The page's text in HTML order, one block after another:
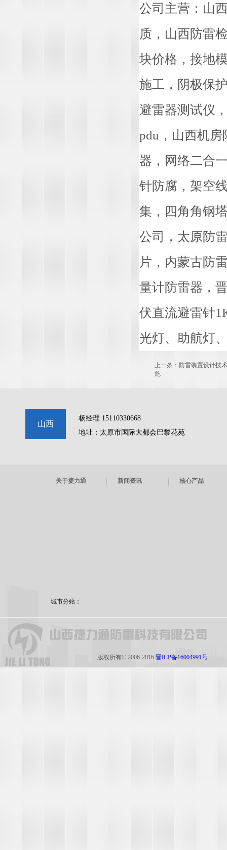
公司主营：山
质，山西防雷
块价格，接地
施工，阴极保
避雷器测试仪
pdu，山西机
器，网络二合
针防腐，架空
集，四角角钢
公司，太原防
片，内蒙古防
量计防雷器，
伏直流避雷针
光灯、助航灯
上一条： 防雷装置设计技
施
山西
杨经理 15110330668
地址：太原市国际大都会巴黎花苑
关于捷力通 新闻资讯 核心产品
城市分站：
版权所有© 2006-2016 晋ICP备16004991号